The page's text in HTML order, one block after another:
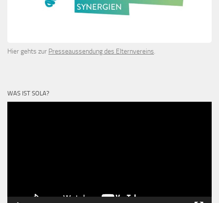
Hier gehts zur Presseaussendung des Elternvereins.
WAS IST SOLA?